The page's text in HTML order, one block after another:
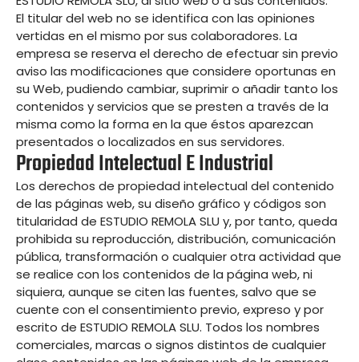
El titular del web no se identifica con las opiniones
vertidas en el mismo por sus colaboradores. La
empresa se reserva el derecho de efectuar sin previo
aviso las modificaciones que considere oportunas en
su Web, pudiendo cambiar, suprimir o añadir tanto los
contenidos y servicios que se presten a través de la
misma como la forma en la que éstos aparezcan
presentados o localizados en sus servidores.
Propiedad Intelectual E Industrial
Los derechos de propiedad intelectual del contenido
de las páginas web, su diseño gráfico y códigos son
titularidad de ESTUDIO REMOLA SLU y, por tanto, queda
prohibida su reproducción, distribución, comunicación
pública, transformación o cualquier otra actividad que
se realice con los contenidos de la página web, ni
siquiera, aunque se citen las fuentes, salvo que se
cuente con el consentimiento previo, expreso y por
escrito de ESTUDIO REMOLA SLU. Todos los nombres
comerciales, marcas o signos distintos de cualquier